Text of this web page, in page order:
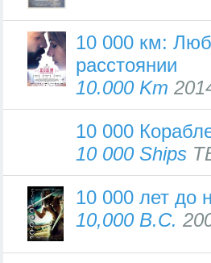
10 000 км:
расстоянии
10.000 Km
10 000
10 000 Ships
10 000 лет до
10,000 B.C.